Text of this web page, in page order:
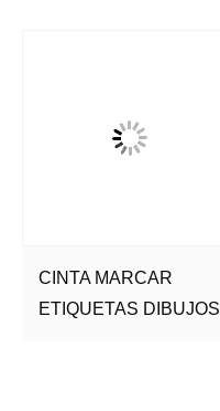
CINTA MARCAR
ETIQUETAS DIBUJOS